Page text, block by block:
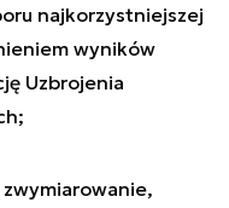
najkorzystniejszej
wyników
Uzbrojenia